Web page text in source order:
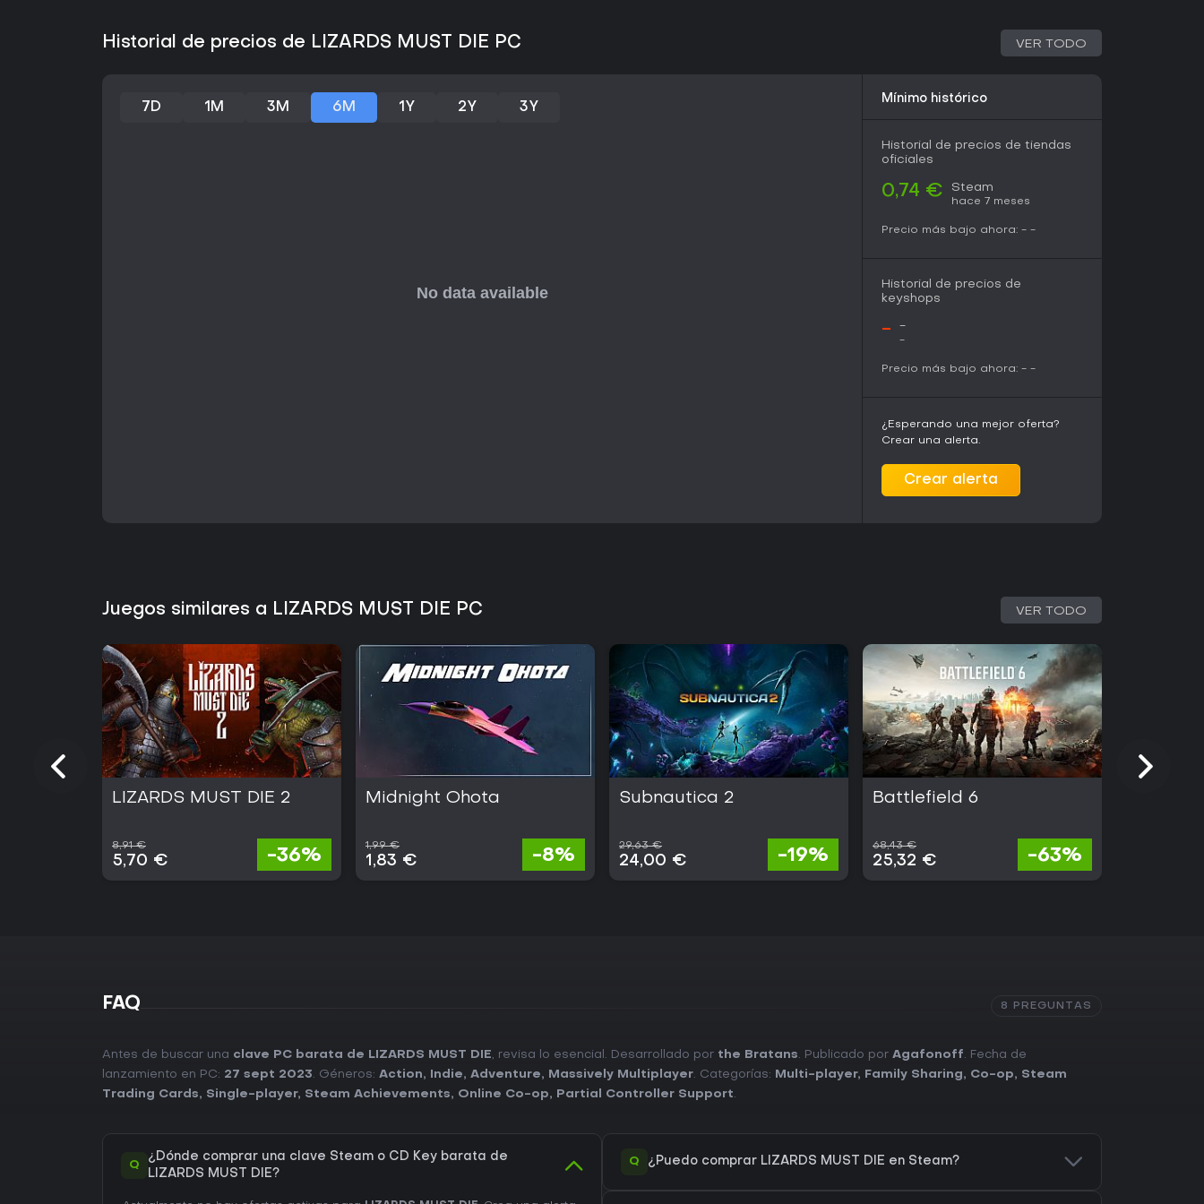
Si te gustan los títulos indie con sátira mitológica y mecánicas directas de hack-
profundas o campañas largas podrían buscar en otro lado.
Historial de precios de LIZARDS MUST DIE PC VER TODO
7D 1M 3M 6M 1Y 2Y 3Y
Mínimo histórico
Historial de precios de tiendas
oficiales
0,74 € Steam
hace 7 meses
Precio más bajo ahora: - -
Historial de precios de
keyshops
- -
-
Precio más bajo ahora: - -
¿Esperando una mejor oferta?
Crear una alerta.
Crear alerta
Juegos similares a LIZARDS MUST DIE PC VER TODO
LIZARDS MUST DIE 2
8,91 €
5,70 € -36%
Midnight Ohota
1,99 €
1,83 € -8%
Subnautica 2
29,63 €
24,00 € -19%
Battlefield 6
68,43 €
25,32 € -63%
FAQ 8 PREGUNTAS
Antes de buscar una clave PC barata de LIZARDS MUST DIE, revisa lo esencial. Desarrollado por the Bratans. Publicado por Agafonoff. Fecha de
lanzamiento en PC: 27 sept 2023. Géneros: Action, Indie, Adventure, Massively Multiplayer. Categorías: Multi-player, Family Sharing, Co-op, Steam
Trading Cards, Single-player, Steam Achievements, Online Co-op, Partial Controller Support.
Q
¿Dónde comprar una clave Steam o CD Key barata de
LIZARDS MUST DIE?
Q ¿Puedo comprar LIZARDS MUST DIE en Steam?